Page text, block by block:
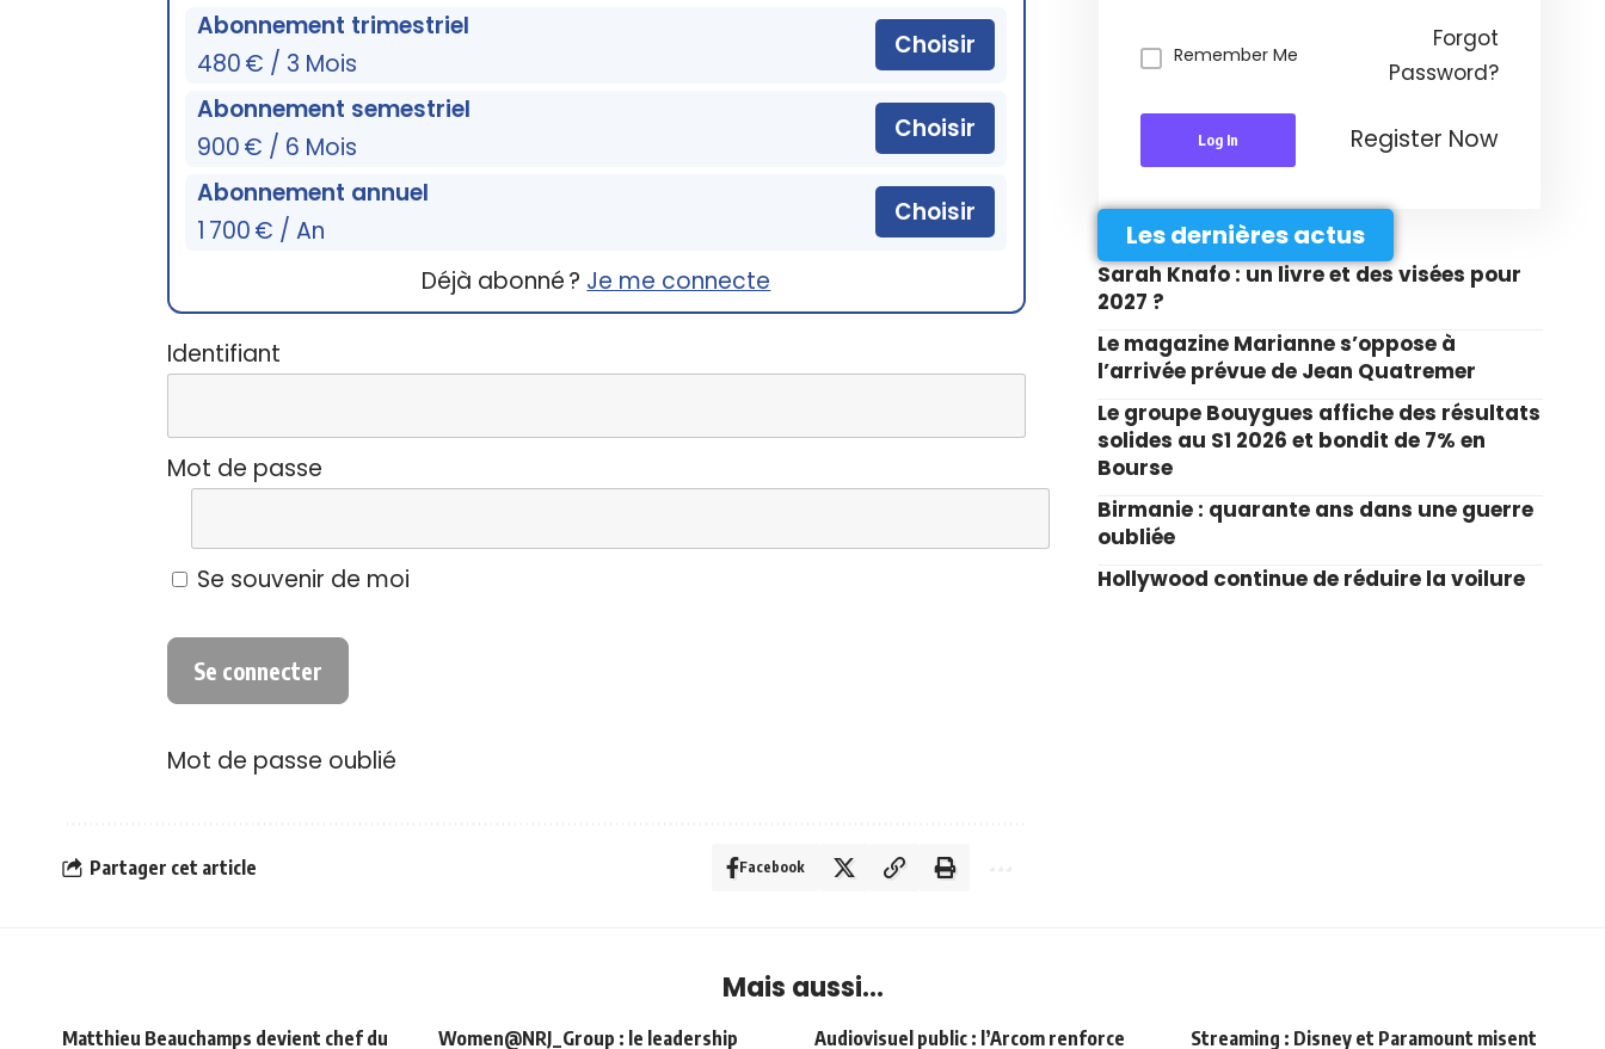
Abonnement trimestriel
480 € / 3 Mois
Choisir
Abonnement semestriel
900 € / 6 Mois
Choisir
Abonnement annuel
1 700 € / An
Choisir
Déjà abonné ? Je me connecte
Identifiant
Mot de passe
Se souvenir de moi
Mot de passe oublié
Partager cet article Facebook
Remember Me
Forgot
Password?
Log In Register Now
Les dernières actus
Sarah Knafo : un livre et des visées pour
2027 ?
Le magazine Marianne s’oppose à
l’arrivée prévue de Jean Quatremer
Le groupe Bouygues affiche des résultats
solides au S1 2026 et bondit de 7% en
Bourse
Birmanie : quarante ans dans une guerre
oubliée
Hollywood continue de réduire la voilure
Mais aussi...
Matthieu Beauchamps devient chef du Women@NRJ_Group : le leadership Audiovisuel public : l’Arcom renforce Streaming : Disney et Paramount misent